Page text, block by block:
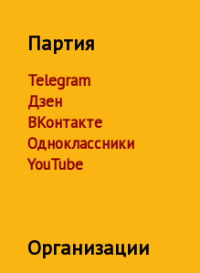
Партия
Telegram
Дзен
ВКонтакте
Одноклассники
YouTube
Организации